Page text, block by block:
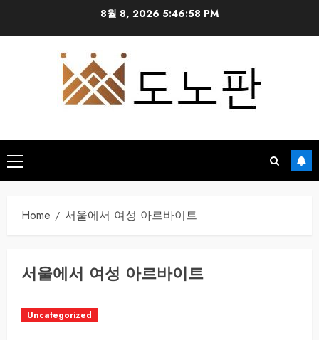
8월 8, 2026 5:46:58 PM
Primary
Menu
Home 서울에서 여성 아르바이트
서울에서 여성 아르바이트
Uncategorized